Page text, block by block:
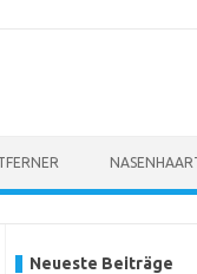
Neueste Beiträge